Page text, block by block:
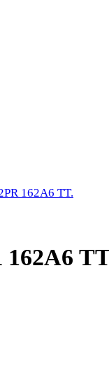
162A6